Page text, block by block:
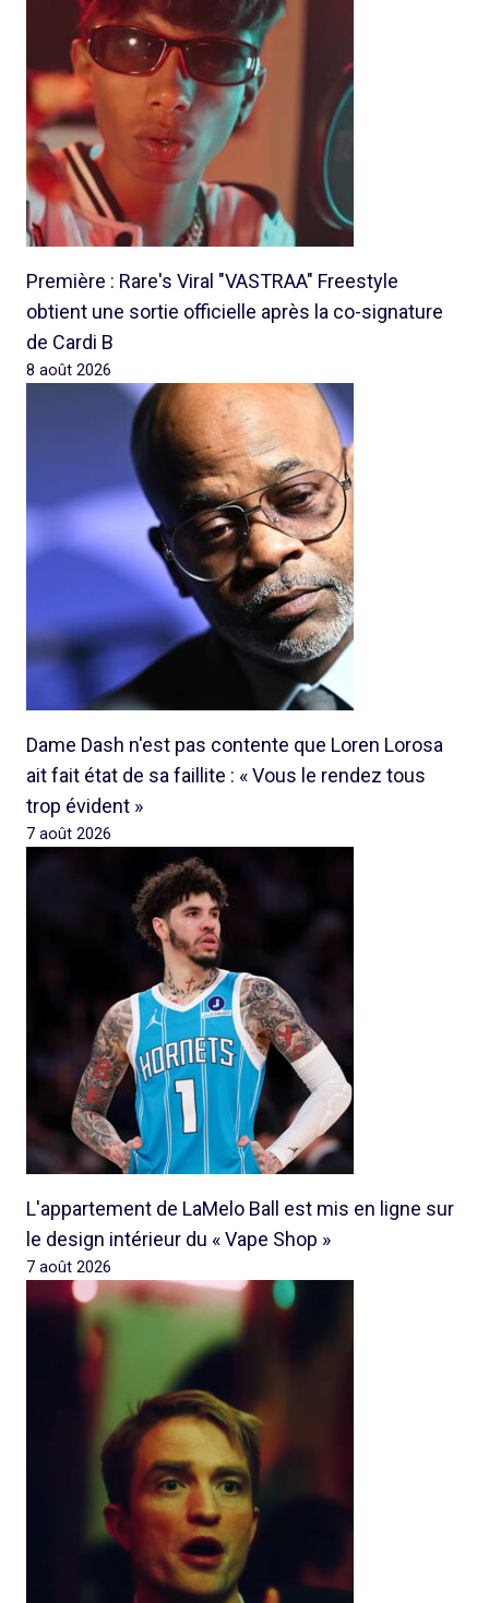
Première : Rare's Viral "VASTRAA" Freestyle
obtient une sortie officielle après la co-signature
de Cardi B
8 août 2026
Dame Dash n'est pas contente que Loren Lorosa
ait fait état de sa faillite : « Vous le rendez tous
trop évident »
7 août 2026
L'appartement de LaMelo Ball est mis en ligne sur
le design intérieur du « Vape Shop »
7 août 2026